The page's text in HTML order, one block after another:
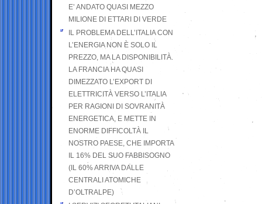
E’ ANDATO QUASI MEZZO
MILIONE DI ETTARI DI VERDE
IL PROBLEMA DELL’ITALIA CON
L’ENERGIA NON È SOLO IL
PREZZO, MA LA DISPONIBILITÀ.
LA FRANCIA HA QUASI
DIMEZZATO L’EXPORT DI
ELETTRICITÀ VERSO L’ITALIA
PER RAGIONI DI SOVRANITÀ
ENERGETICA, E METTE IN
ENORME DIFFICOLTÀ IL
NOSTRO PAESE, CHE IMPORTA
IL 16% DEL SUO FABBISOGNO
(IL 60% ARRIVA DALLE
CENTRALI ATOMICHE
D’OLTRALPE)